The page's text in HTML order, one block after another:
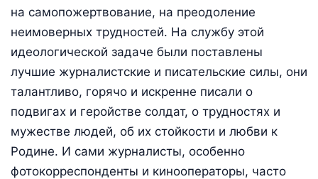
на самопожертвование, на преодоление
неимоверных трудностей. На службу этой
идеологической задаче были поставлены
лучшие журналистские и писательские силы, они
талантливо, горячо и искренне писали о
подвигах и геройстве солдат, о трудностях и
мужестве людей, об их стойкости и любви к
Родине. И сами журналисты, особенно
фотокорреспонденты и кинооператоры, часто